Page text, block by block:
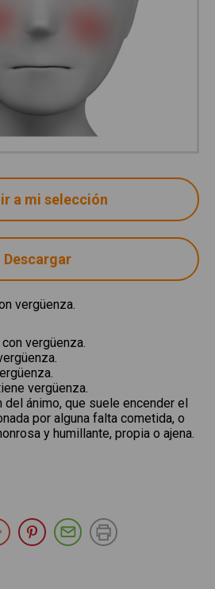
Descargar
vergüenza.
vergüenza.
vergüenza.
del ánimo, que suele encender el
por alguna falta cometida, o
y humillante, propia o ajena.
Whatsapp
en Facebook
Compartir en Twitter
Compartir en Google Plus
Compartir en Pinterest
Compartir por E-